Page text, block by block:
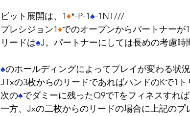
ビット展開は、1♦*-P-1♠-1NT///
プレシジョン1♦でのオープンからパートナー
リードは♠J。パートナーにしては長めの考慮時
♠のホールディングによってプレイが変わる状況
JTxの3枚からのリードであればハンドのKで1ト
次の♠でダミーに残ったQ9でTをフィネスすれば
一方、Jxの二枚からのリードの場合に上記のプ